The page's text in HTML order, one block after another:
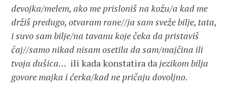
devojka/melem, ako me prisloniš na kožu/a kad me
držiš predugo, otvaram rane//ja sam sveže bilje, tata,
i suvo sam bilje/na tavanu koje čeka da pristaviš
čaj//samo nikad nisam osetila da sam/majčina ili
tvoja dušica… ili kada konstatira dajezikom bilja
govore majka i ćerka/kad ne pričaju dovoljno.